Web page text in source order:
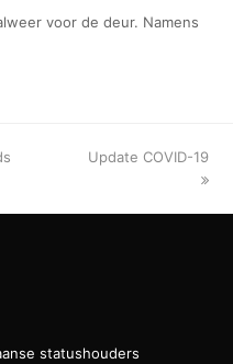
voor de deur. Namens
next
Update COVID-19
statushouders